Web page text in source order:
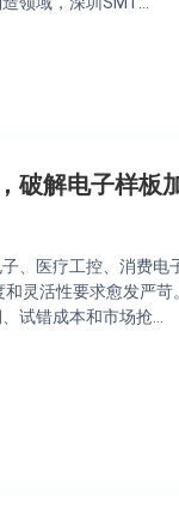
破解电子样板
、医疗工控、消费电
灵活性要求愈发严
试错成本和市场抢…